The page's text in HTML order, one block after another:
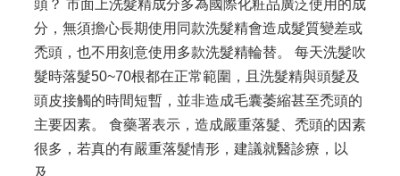
頭？ 市面上洗髮精成分多為國際化粧品廣泛使用的成
分，無須擔心長期使用同款洗髮精會造成髮質變差或
禿頭，也不用刻意使用多款洗髮精輪替。 每天洗髮吹
髮時落髮50~70根都在正常範圍，且洗髮精與頭髮及
頭皮接觸的時間短暫，並非造成毛囊萎縮甚至禿頭的
主要因素。 食藥署表示，造成嚴重落髮、禿頭的因素
很多，若真的有嚴重落髮情形，建議就醫診療，以
及...